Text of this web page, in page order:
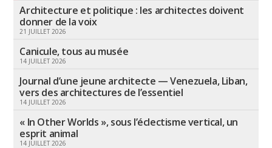
Architecture et politique : les architectes doivent
donner de la voix
21 JUILLET 2026
Canicule, tous au musée
14 JUILLET 2026
Journal d’une jeune architecte — Venezuela, Liban,
vers des architectures de l’essentiel
14 JUILLET 2026
« In Other Worlds », sous l’éclectisme vertical, un
esprit animal
14 JUILLET 2026